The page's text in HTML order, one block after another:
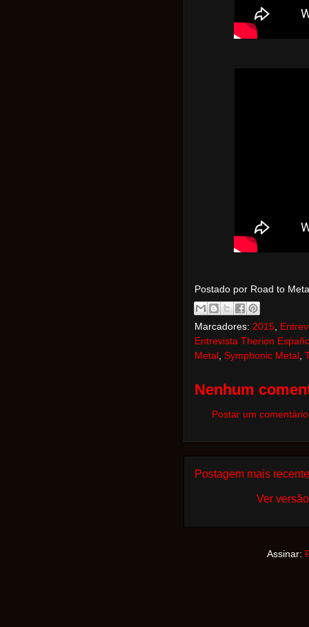
Postado por Road to
Marcadores: 2015
Entrevista Therion
Metal Symphonic Metal
Nenhum
Postar um comentário
Postagem mais recente
Ver
Assinar: